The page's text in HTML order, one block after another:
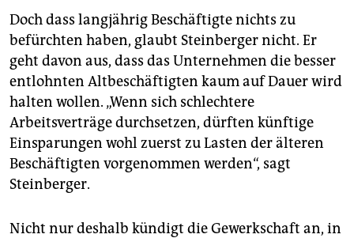
Arbeitsbedingungen in Tönnies‘ Betrieben waren
mitursächlich für das durchgesetzte Verbot von
Werkverträgen in der Fleischindustrie.
2017 hat die Unternehmensgruppe Tönnies
Rheda-Wiedenbrück die Zur-Mühlen-Gruppe
übernommen. Vorangegangen war ein Streit in der
Familie Tönnies, der damit befriedet werden sollte.
Doch dass langjährig Beschäftigte nichts zu
befürchten haben, glaubt Steinberger nicht. Er
geht davon aus, dass das Unternehmen die besser
entlohnten Altbeschäftigten kaum auf Dauer wird
halten wollen. „Wenn sich schlechtere
Arbeitsverträge durchsetzen, dürften künftige
Einsparungen wohl zuerst zu Lasten der älteren
Beschäftigten vorgenommen werden“, sagt
Steinberger.
Nicht nur deshalb kündigt die Gewerkschaft an, in